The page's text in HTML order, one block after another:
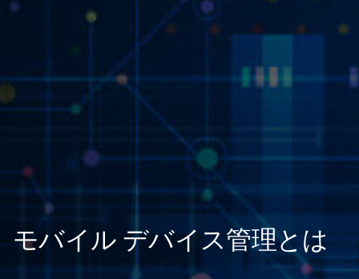
モバイル デバイス管理とは